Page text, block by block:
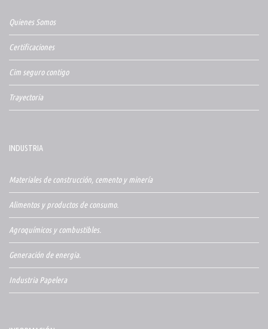
Quienes Somos
Certificaciones
Cim seguro contigo
Trayectoria
INDUSTRIA
Materiales de construcción, cemento y minería
Alimentos y productos de consumo.
Agroquímicos y combustibles.
Generación de energia.
Industria Papelera